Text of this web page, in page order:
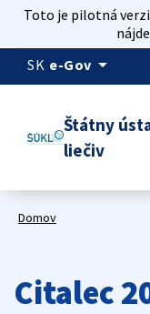
Toto je pilotná
SK e-Gov arrow_drop_down
Štátny
liečiv
Domov
Citalec